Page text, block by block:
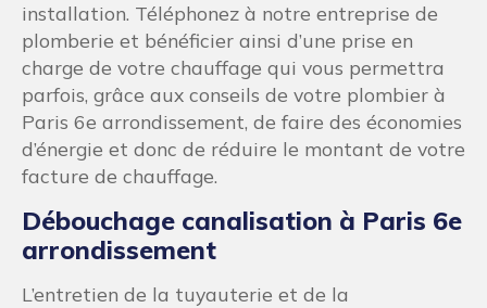
installation. Téléphonez à notre entreprise de
plomberie et bénéficier ainsi d’une prise en
charge de votre chauffage qui vous permettra
parfois, grâce aux conseils de votre plombier à
Paris 6e arrondissement, de faire des économies
d’énergie et donc de réduire le montant de votre
facture de chauffage.
Débouchage canalisation à Paris 6e
arrondissement
L’entretien de la tuyauterie et de la